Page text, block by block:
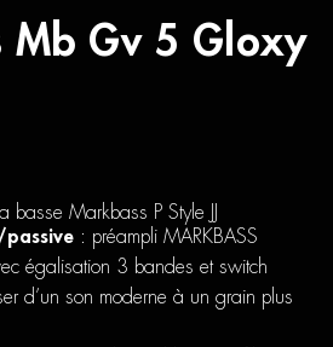
Mb Gv 5 Gloxy
basse Markbass P Style JJ
passive: préampli MARKBASS
égalisation 3 bandes et switch
d’un son moderne à un grain plus